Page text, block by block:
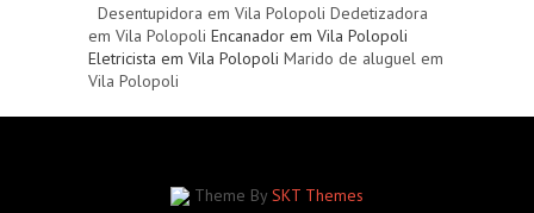
Desentupidora em Vila Polopoli Dedetizadora
em Vila Polopoli Encanador em Vila Polopoli
Eletricista em Vila Polopoli Marido de aluguel em
Vila Polopoli
Theme By SKT Themes